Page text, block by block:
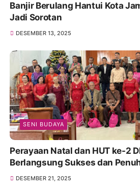
Banjir Berulang Hantui Kota
Jadi Sorotan
DESEMBER 13, 2025
SENI BUDAYA
Perayaan Natal dan HUT ke-2
Berlangsung Sukses dan
DESEMBER 21, 2025